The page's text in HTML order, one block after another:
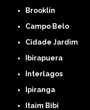
Brooklin
Campo Belo
Cidade Jardim
Ibirapuera
Interlagos
Ipiranga
Itaim Bibi